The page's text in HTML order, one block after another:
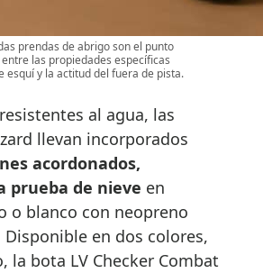
prendas de abrigo son el punto
las propiedades específicas
esquí y la actitud del fuera de pista.
al agua, las
llevan incorporados
acordonados,
prueba de nieve en
o blanco con neopreno
en dos colores,
la bota LV Checker Combat